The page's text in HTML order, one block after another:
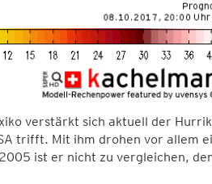
verstärkt sich aktuell der
trifft. Mit ihm drohen vor allem
ist er nicht zu vergleichen,